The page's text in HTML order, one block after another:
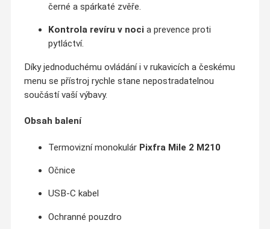
černé a spárkaté zvěře.
Kontrola revíru v nocia prevence proti
pytláctví.
Díky jednoduchému ovládání i v rukavicích a českému
menu se přístroj rychle stane nepostradatelnou
součástí vaší výbavy.
Obsah balení
Termovizní monokulár Pixfra Mile 2 M210
Očnice
USB-C kabel
Ochranné pouzdro